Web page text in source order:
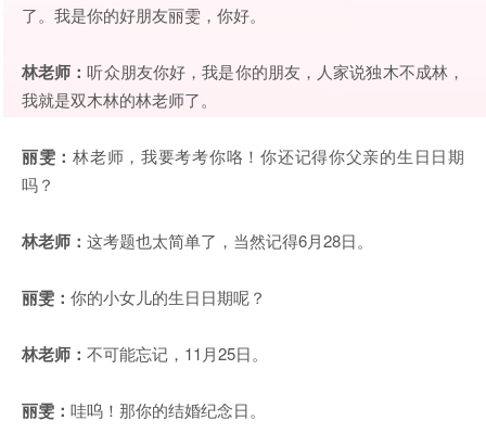
了。我是你的好朋友丽雯，你好。
林老师：听众朋友你好，我是你的朋友，人家说独木不成林，
我就是双木林的林老师了。
丽雯：林老师，我要考考你咯！你还记得你父亲的生日日期
吗？
林老师： 这考题也太简单了，当然记得6月28日。
丽雯： 你的小女儿的生日日期呢？
林老师： 不可能忘记，11月25日。
丽雯： 哇呜！那你的结婚纪念日。